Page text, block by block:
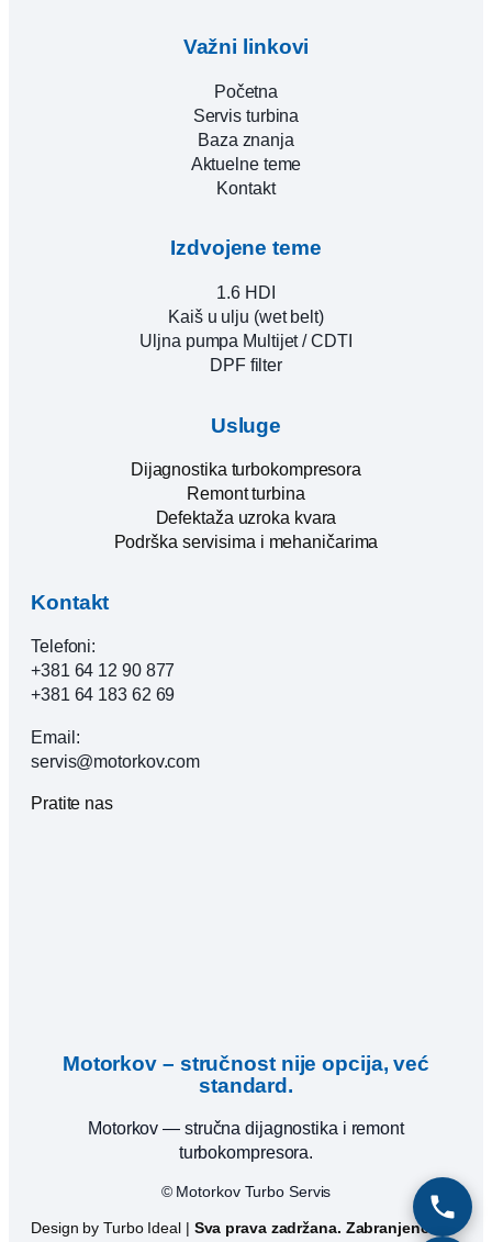
Važni linkovi
Početna
Servis turbina
Baza znanja
Aktuelne teme
Kontakt
Izdvojene teme
1.6 HDI
Kaiš u ulju (wet belt)
Uljna pumpa Multijet / CDTI
DPF filter
Usluge
Dijagnostika turbokompresora
Remont turbina
Defektaža uzroka kvara
Podrška servisima i mehaničarima
Kontakt
Telefoni:
+381 64 12 90 877
+381 64 183 62 69
Email:
servis@motorkov.com
Pratite nas
Motorkov – stručnost nije opcija, već
standard.
Motorkov — stručna dijagnostika i remont
turbokompresora.
© Motorkov Turbo Servis
Design by Turbo Ideal | Sva prava zadržana. Zabranjeno